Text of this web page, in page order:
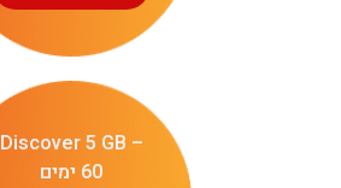
Discover 5 GB –
60 ימים